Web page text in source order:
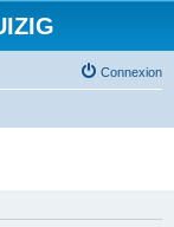
Connexion